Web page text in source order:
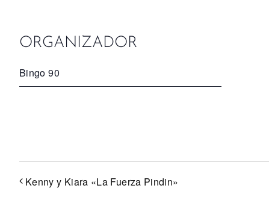
ORGANIZADOR
Bingo 90
Kenny y Kiara «La Fuerza Pindin»